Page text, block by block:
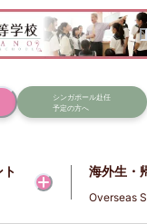
シンガポール赴任
予定の方へ
海外生・
Overseas